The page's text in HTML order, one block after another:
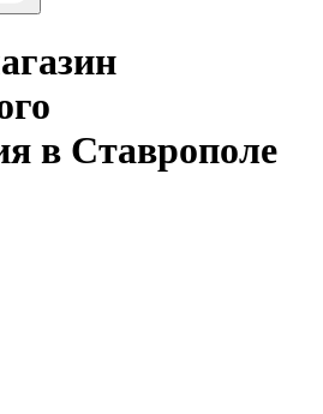
в Ставрополе